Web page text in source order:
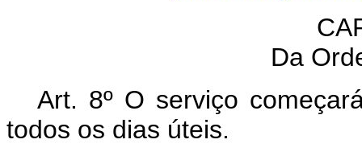
Da
Art. 8º O serviço
todos os dias úteis.